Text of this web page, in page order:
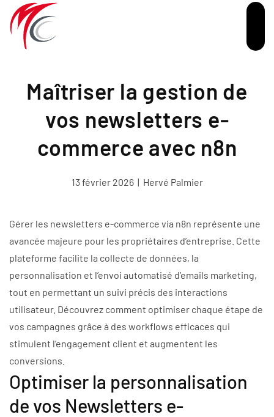
Passer au contenu principal
Maîtriser la gestion de
vos newsletters e-
commerce avec n8n
13 février 2026| Hervé Palmier
Gérer les newsletters e-commerce via n8n représente une
avancée majeure pour les propriétaires d’entreprise. Cette
plateforme facilite la collecte de données, la
personnalisation et l’envoi automatisé d’emails marketing,
tout en permettant un suivi précis des interactions
utilisateur. Découvrez comment optimiser chaque étape de
vos campagnes grâce à des workflows efficaces qui
stimulent l’engagement client et augmentent les
conversions.
Optimiser la personnalisation
de vos Newsletters e-